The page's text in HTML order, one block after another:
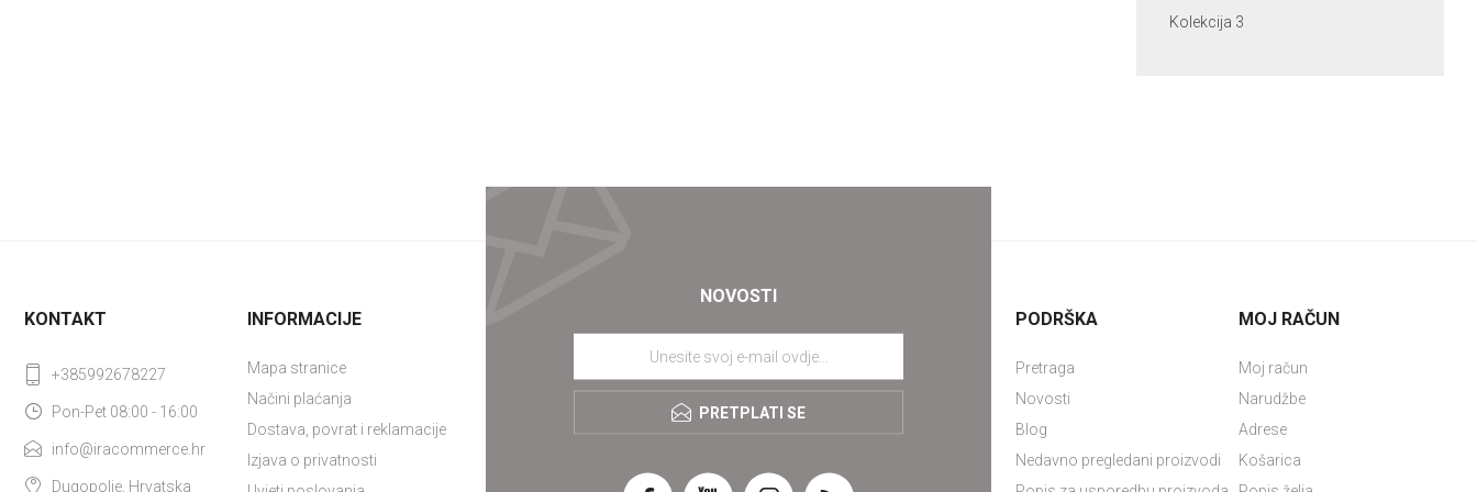
Kolekcija 3
NOVOSTI
PRETPLATI SE
KONTAKT
+385992678227
Pon-Pet 08:00 - 16:00
info@iracommerce.hr
Dugopolje, Hrvatska
INFORMACIJE
Mapa stranice
Načini plaćanja
Dostava, povrat i reklamacije
Izjava o privatnosti
PODRŠKA
Pretraga
Novosti
Blog
Nedavno pregledani proizvodi
MOJ RAČUN
Moj račun
Narudžbe
Adrese
Košarica